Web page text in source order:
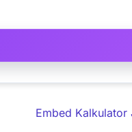
Embed